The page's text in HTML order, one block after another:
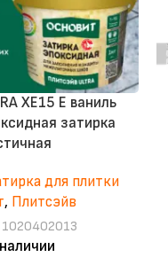
XE15 Е ваниль
затирка
для плитки
, Плитсэйв
1020402013